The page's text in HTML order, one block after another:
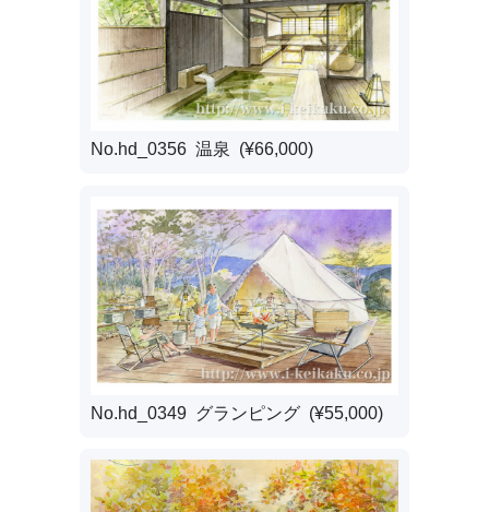
No.hd_0356 温泉 (¥66,000)
No.hd_0349 グランピング (¥55,000)